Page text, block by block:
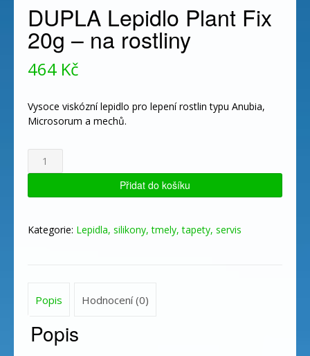
DUPLA Lepidlo Plant Fix
20g – na rostliny
464 Kč
Vysoce viskózní lepidlo pro lepení rostlin typu Anubia,
Microsorum a mechů.
DUPLA
Lepidlo
Fix
-
Přidat do košíku
Kategorie: Lepidla, silikony, tmely, tapety, servis
Popis Hodnocení (0)
Popis